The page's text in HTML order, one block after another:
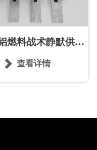
燃料战术静默供电
 查看详情